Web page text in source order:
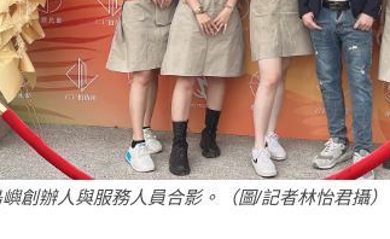
創辦人與服務人員合影。（圖/記者林怡君攝）